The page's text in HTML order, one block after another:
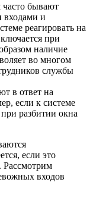
бывают
входами и
реагировать на
при
наличие
во многом
службы
в ответ на
если к системе
разбитии окна
если это
Рассмотрим
входов